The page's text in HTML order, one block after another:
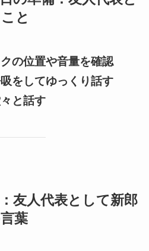
と
の位置や音量を確認
をしてゆっくり話す
と話す
友人代表として新郎
葉